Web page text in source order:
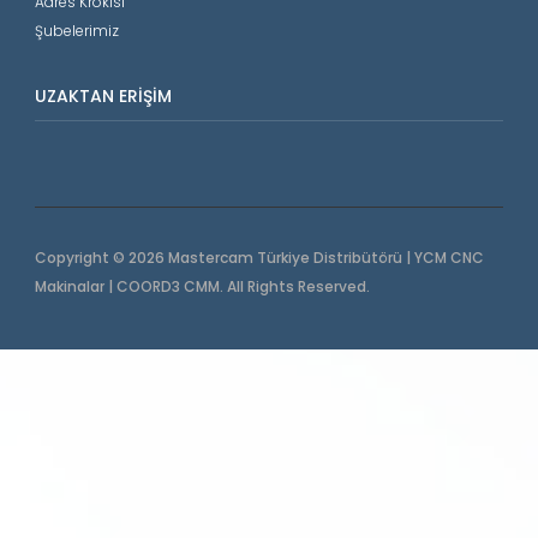
Şubelerimiz
UZAKTAN ERIŞIM
Copyright © 2026 Mastercam Türkiye Distribütörü | YCM CNC
Makinalar | COORD3 CMM. All Rights Reserved.